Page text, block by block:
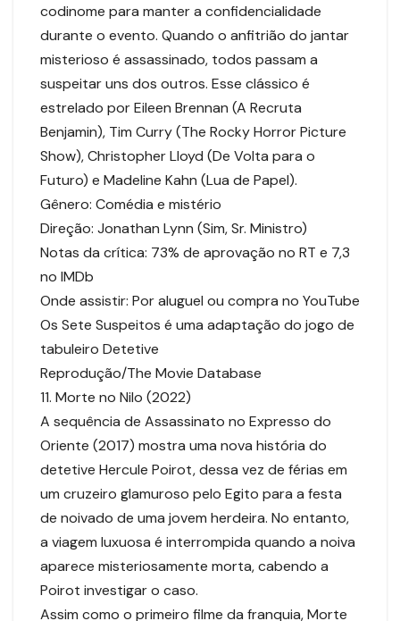
codinome para manter a confidencialidade
durante o evento. Quando o anfitrião do jantar
misterioso é assassinado, todos passam a
suspeitar uns dos outros. Esse clássico é
estrelado por Eileen Brennan (A Recruta
Benjamin), Tim Curry (The Rocky Horror Picture
Show), Christopher Lloyd (De Volta para o
Futuro) e Madeline Kahn (Lua de Papel).
Gênero: Comédia e mistério
Direção: Jonathan Lynn (Sim, Sr. Ministro)
Notas da crítica: 73% de aprovação no RT e 7,3
no IMDb
Onde assistir: Por aluguel ou compra no YouTube
Os Sete Suspeitos é uma adaptação do jogo de
tabuleiro Detetive
Reprodução/The Movie Database
11. Morte no Nilo (2022)
A sequência de Assassinato no Expresso do
Oriente (2017) mostra uma nova história do
detetive Hercule Poirot, dessa vez de férias em
um cruzeiro glamuroso pelo Egito para a festa
de noivado de uma jovem herdeira. No entanto,
a viagem luxuosa é interrompida quando a noiva
aparece misteriosamente morta, cabendo a
Poirot investigar o caso.
Assim como o primeiro filme da franquia, Morte